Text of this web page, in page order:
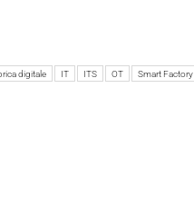
digitale IT ITS OT Smart Factory